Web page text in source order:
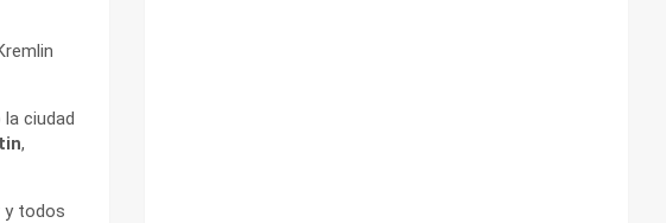
ciudad
,
y todos